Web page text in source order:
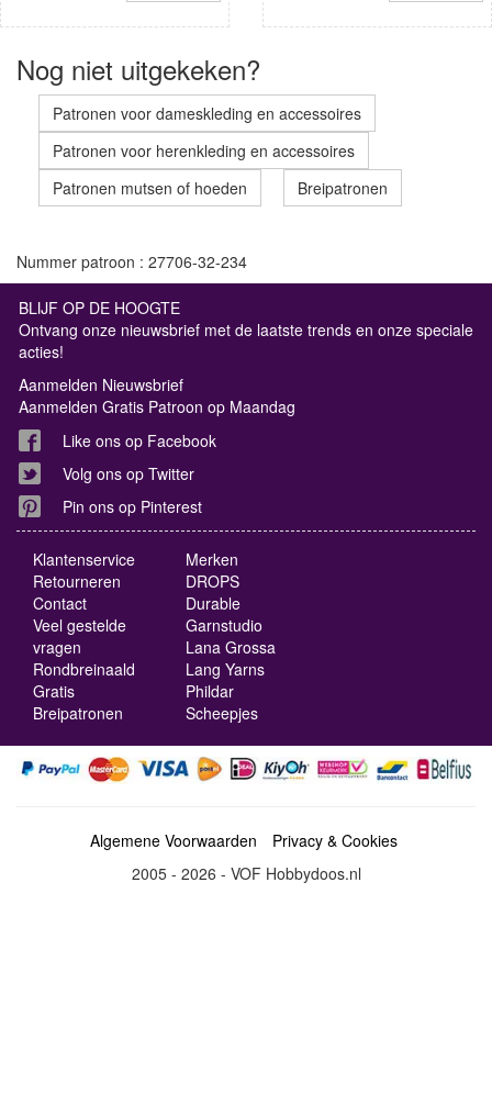
Nog niet uitgekeken?
Patronen voor dameskleding en accessoires
Patronen voor herenkleding en accessoires
Patronen mutsen of hoeden
Breipatronen
Nummer patroon : 27706-32-234
BLIJF OP DE HOOGTE
Ontvang onze nieuwsbrief met de laatste trends en onze speciale
acties!
Aanmelden Nieuwsbrief
Aanmelden Gratis Patroon op Maandag
Like ons op Facebook
Volg ons op Twitter
Pin ons op Pinterest
Klantenservice
Retourneren
Contact
Veel gestelde
vragen
Rondbreinaald
Gratis
Breipatronen
Merken
DROPS
Durable
Garnstudio
Lana Grossa
Lang Yarns
Phildar
Scheepjes
Algemene Voorwaarden
Privacy & Cookies
2005 - 2026 - VOF Hobbydoos.nl